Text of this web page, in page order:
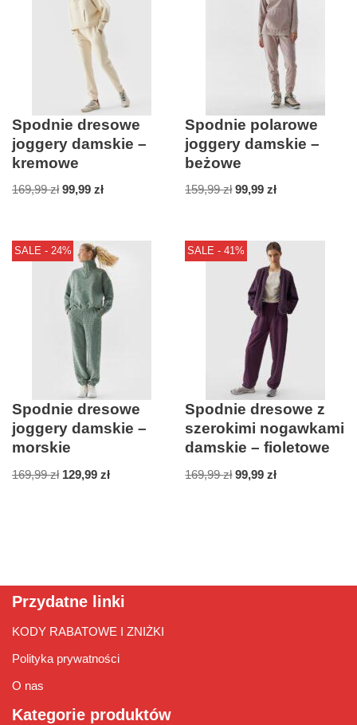
Spodnie dresowe
joggery damskie –
kremowe
169,99zł 99,99 zł
Spodnie polarowe
joggery damskie –
beżowe
159,99zł 99,99zł
SALE - 24%
Spodnie dresowe
joggery damskie –
morskie
169,99zł 129,99 zł
SALE - 41%
Spodnie dresowe z
szerokimi nogawkami
damskie – fioletowe
169,99zł 99,99zł
Przydatne linki
KODY RABATOWE I ZNIŻKI
Polityka prywatności
O nas
Kategorie produktów